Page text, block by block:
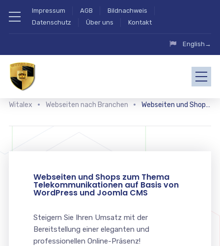
Impressum AGB
Bildnachweis
Datenschutz
Über uns Kontakt
English→
Witalex Webseiten nach Branchen Webseiten und Shops zum Thema Telekommunikationen
Webseiten und Shops zum Thema
Telekommunikationen auf Basis von
WordPress und Joomla CMS
Steigern Sie Ihren Umsatz mit der
Bereitstellung einer eleganten und
professionellen Online-Präsenz!